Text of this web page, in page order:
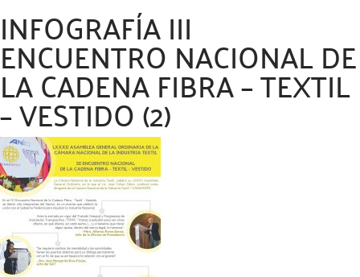
INFOGRAFÍA III
ENCUENTRO NACIONAL DE
LA CADENA FIBRA – TEXTIL
– VESTIDO (2)